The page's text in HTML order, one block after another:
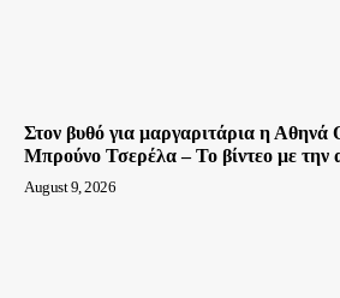
Στον βυθό για μαργαριτάρια η Αθηνά
Μπρούνο Τσερέλα – To βίντεο με την
August 9, 2026